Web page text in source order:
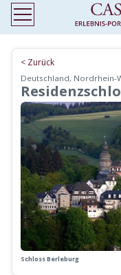
< Zurück
Deutschland, Nordrhein-
Schloss Berleburg